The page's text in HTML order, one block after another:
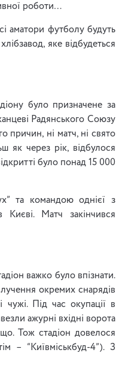
роботи…
аматори футболу будуть
яке відбудеться
було призначене за
Радянського Союзу
причин, ні матч, ні свято
як через рік, відбулося
було понад 15 000
та командою однієї з
Києві. Матч закінчився
важко було впізнати.
окремих снарядів
чужі. Під час окупації в
ажурні вхідні ворота
Тож стадіон довелося
– “Київміськбуд-4”). З